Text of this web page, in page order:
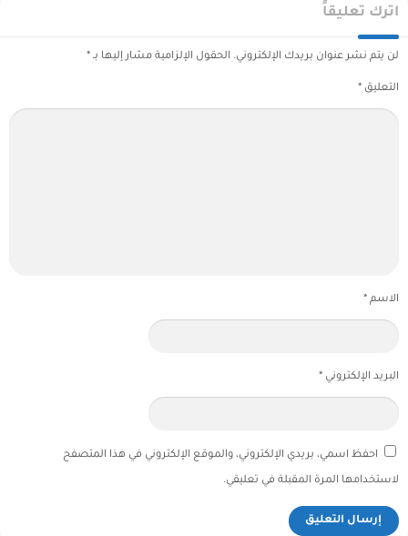
اترك تعليقاً
لن يتم نشر عنوان بريدك الإلكتروني. الحقول الإلزامية مشار إليها بـ *
التعليق *
الاسم *
البريد الإلكتروني *
احفظ اسمي، بريدي الإلكتروني، والموقع الإلكتروني في هذا المتصفح
لاستخدامها المرة المقبلة في تعليقي.